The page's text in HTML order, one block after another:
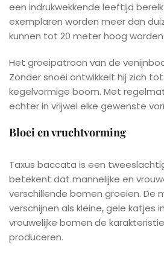
een indrukwekkende leeftijd
exemplaren worden meer dan
kunnen tot 20 meter hoog worden.
Het groeipatroon van de
Zonder snoei ontwikkelt hij zich
kegelvormige boom. Met
echter in vrijwel elke gewenste
Bloei en vruchtvorming
Taxus baccata is een
betekent dat mannelijke en
verschillende bomen groeien. De
verschijnen als kleine, gele katjes
vrouwelijke bomen de
produceren.